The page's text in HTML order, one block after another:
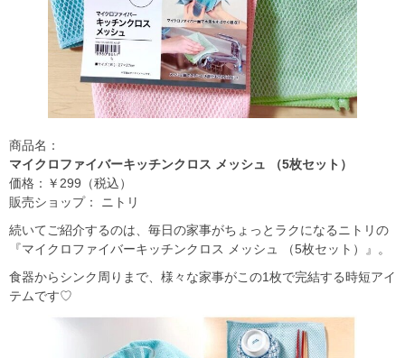
商品名：
マイクロファイバーキッチンクロス メッシュ （5枚セット）
価格：￥299（税込）
販売ショップ： ニトリ
続いてご紹介するのは、毎日の家事がちょっとラクになるニトリの
『マイクロファイバーキッチンクロス メッシュ （5枚セット）』。
食器からシンク周りまで、様々な家事がこの1枚で完結する時短アイ
テムです♡